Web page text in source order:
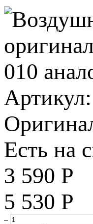
Есть на
3 590 Р
5 530 Р
–